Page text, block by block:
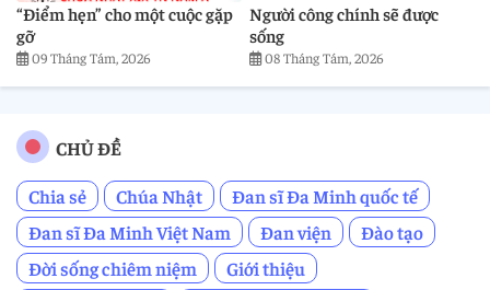
“Điểm hẹn” cho một cuộc gặp
gỡ
09 Tháng Tám, 2026
Người công chính sẽ được
sống
08 Tháng Tám, 2026
CHỦ ĐỀ
Chia sẻ
Chúa Nhật
Đan sĩ Đa Minh quốc tế
Đan sĩ Đa Minh Việt Nam
Đan viện
Đào tạo
Đời sống chiêm niệm
Giới thiệu